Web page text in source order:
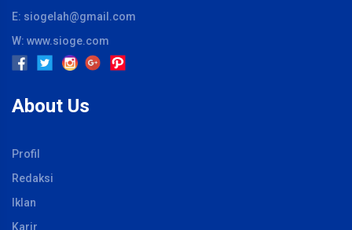
E: siogelah@gmail.com
W: www.sioge.com
About Us
Profil
Redaksi
Iklan
Karir